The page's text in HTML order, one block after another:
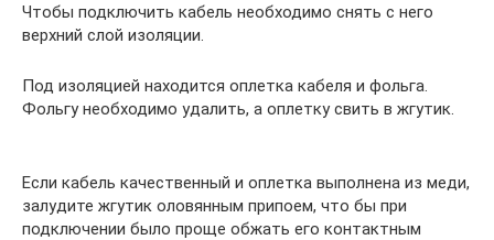
Чтобы подключить кабель необходимо снять с него
верхний слой изоляции.
Под изоляцией находится оплетка кабеля и фольга.
Фольгу необходимо удалить, а оплетку свить в жгутик.
Если кабель качественный и оплетка выполнена из меди,
залудите жгутик оловянным припоем, что бы при
подключении было проще обжать его контактным